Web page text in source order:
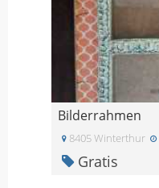
Bilderrahmen
8405 Winterthur
Gratis